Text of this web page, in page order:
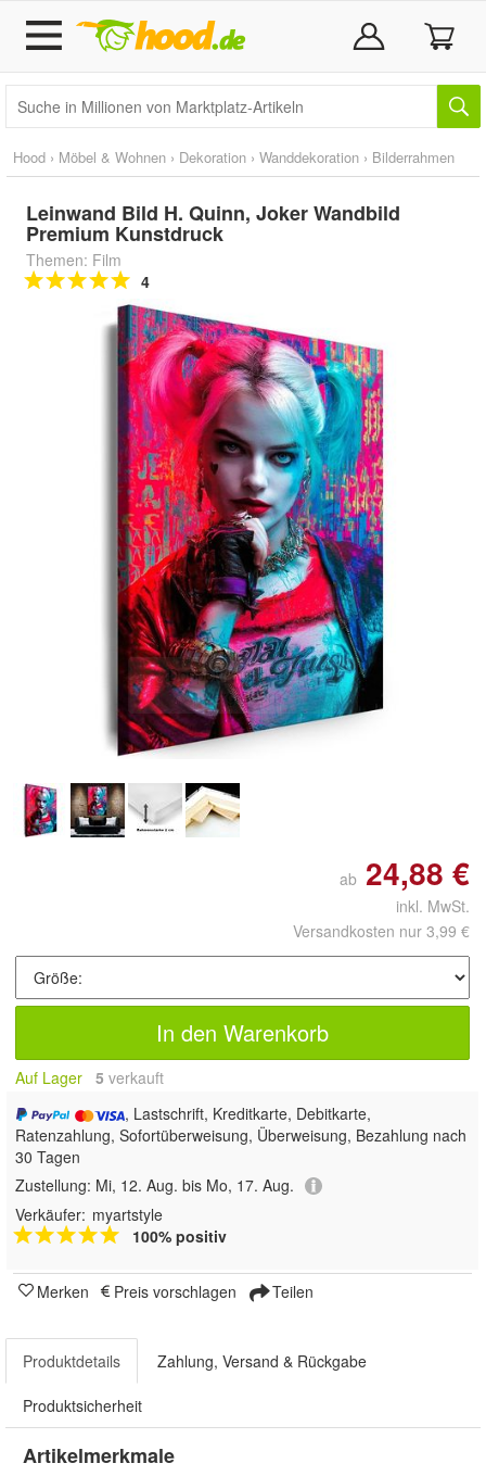
Hood › Möbel & Wohnen › Dekoration › Wanddekoration › Bilderrahmen
Leinwand Bild H. Quinn, Joker Wandbild
Premium Kunstdruck
Themen: Film
4
Doppelt antippen zum
vergrößern
ab 24,88 €
inkl. MwSt.
Versandkosten nur 3,99 €
In den Warenkorb
Auf Lager 5 verkauft
, Lastschrift, Kreditkarte, Debitkarte,
Ratenzahlung, Sofortüberweisung, Überweisung, Bezahlung nach
30 Tagen
Zustellung: Mi, 12. Aug. bis Mo, 17. Aug.
Verkäufer: myartstyle
100% positiv
Merken Preis vorschlagen Teilen
Produktdetails Zahlung, Versand & Rückgabe
Produktsicherheit
Artikelmerkmale